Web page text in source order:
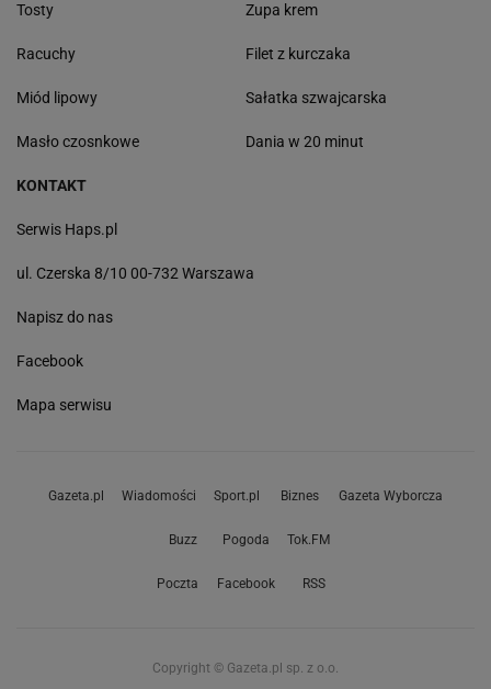
Tosty
Racuchy
Miód lipowy
Masło czosnkowe
Zupa krem
Filet z kurczaka
Sałatka szwajcarska
Dania w 20 minut
KONTAKT
Serwis Haps.pl
ul. Czerska 8/10 00-732 Warszawa
Napisz do nas
Facebook
Mapa serwisu
Gazeta.pl Wiadomości Sport.pl Biznes Gazeta Wyborcza
Buzz Pogoda Tok.FM
Poczta Facebook RSS
Copyright © Gazeta.pl sp. z o.o.